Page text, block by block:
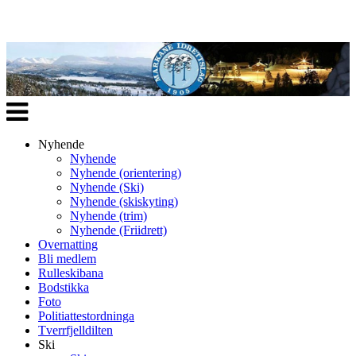
Veksle
navigasjon
Nyhende
Nyhende
Nyhende (orientering)
Nyhende (Ski)
Nyhende (skiskyting)
Nyhende (trim)
Nyhende (Friidrett)
Overnatting
Bli medlem
Rulleskibana
Bodstikka
Foto
Politiattestordninga
Tverrfjelldilten
Ski